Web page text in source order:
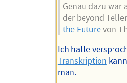
Genau dazu war
der beyond
the Futurevon
Ich hatte
Transkription
man.